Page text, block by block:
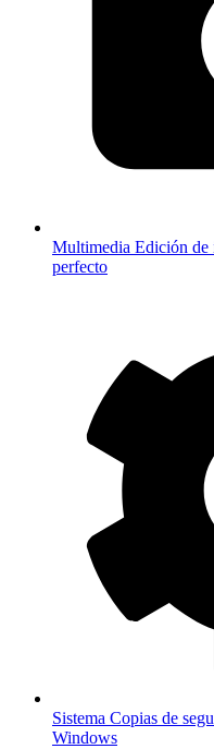
Multimedia Edición de
perfecto
Sistema Copias de
Windows